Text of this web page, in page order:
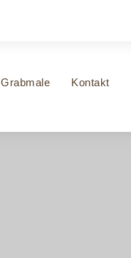
Grabmale Kontakt